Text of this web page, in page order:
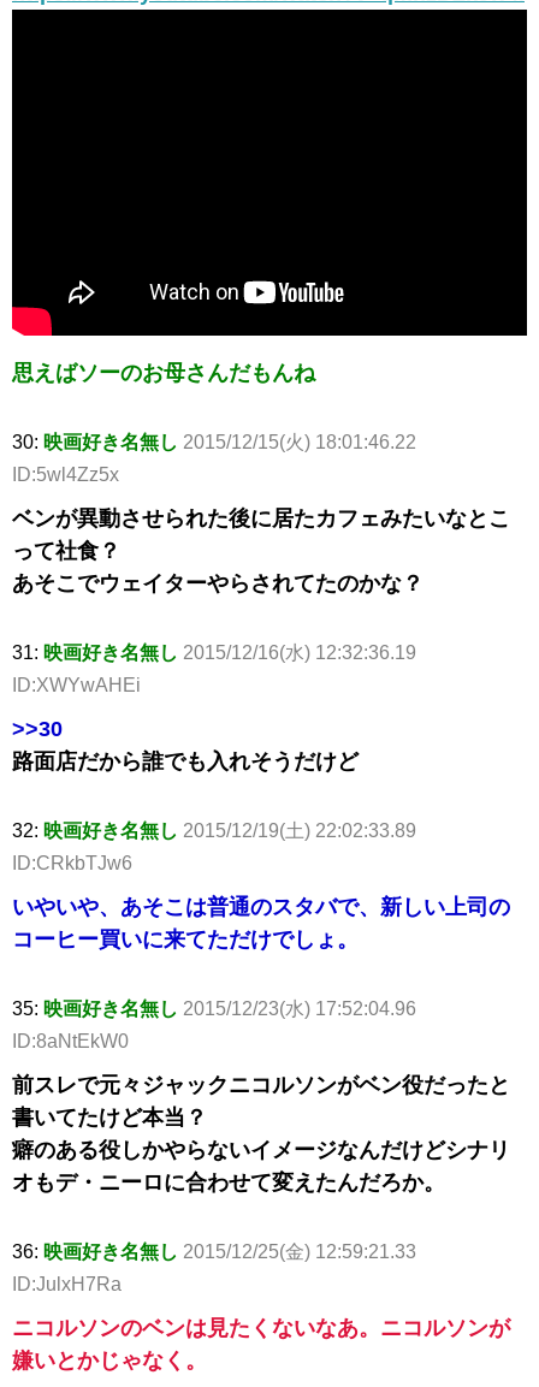
思えばソーのお母さんだもんね
30: 映画好き名無し 2015/12/15(火) 18:01:46.22
ID:5wl4Zz5x
ベンが異動させられた後に居たカフェみたいなとこ
って社食？
あそこでウェイターやらされてたのかな？
31: 映画好き名無し 2015/12/16(水) 12:32:36.19
ID:XWYwAHEi
>>30
路面店だから誰でも入れそうだけど
32: 映画好き名無し 2015/12/19(土) 22:02:33.89
ID:CRkbTJw6
いやいや、あそこは普通のスタバで、新しい上司の
コーヒー買いに来てただけでしょ。
35: 映画好き名無し 2015/12/23(水) 17:52:04.96
ID:8aNtEkW0
前スレで元々ジャックニコルソンがベン役だったと
書いてたけど本当？
癖のある役しかやらないイメージなんだけどシナリ
オもデ・ニーロに合わせて変えたんだろか。
36: 映画好き名無し 2015/12/25(金) 12:59:21.33
ID:JulxH7Ra
ニコルソンのベンは見たくないなあ。ニコルソンが
嫌いとかじゃなく。